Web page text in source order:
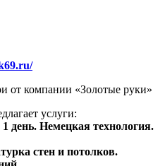
от компании «Золотые руки»
услуги:
день. Немецкая технология.
стен и потолков.